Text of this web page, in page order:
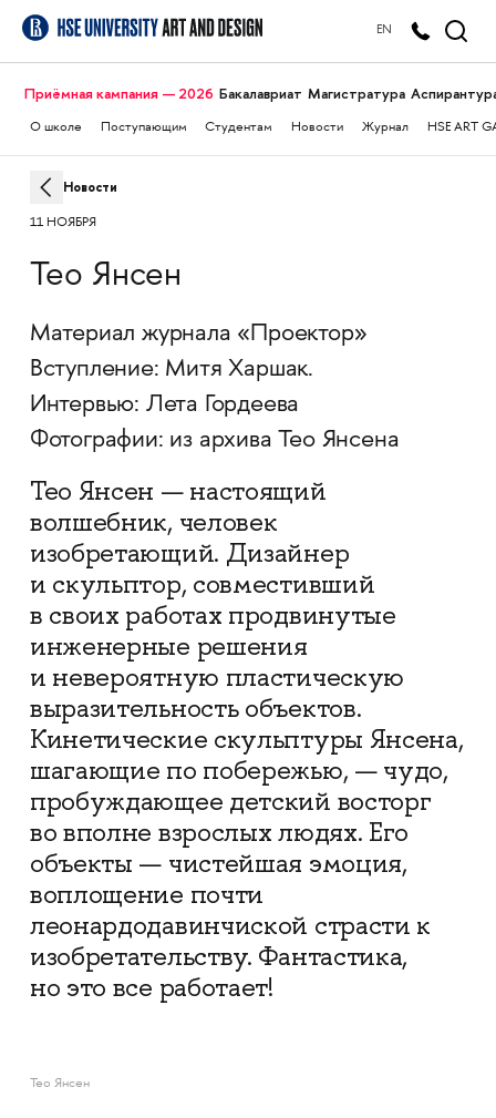
EN
Приёмная кампания — 2026 Бакалавриат Магистратура
О школе Поступающим Студентам Новости Журнал HSE ART
Новости
11 НОЯБРЯ
Тео Янсен
Материал журнала «Проектор»
Вступление: Митя Харшак.
Интервью: Лета Гордеева
Фотографии: из архива Тео Янсена
Тео Янсен — настоящий
волшебник, человек
изобретающий. Дизайнер
и скульптор, совместивший
в своих работах продвинутые
инженерные решения
и невероятную пластическую
выразительность объектов.
Кинетические скульптуры Янсена,
шагающие по побережью, — чудо,
пробуждающее детский восторг
во вполне взрослых людях. Его
объекты — чистейшая эмоция,
воплощение почти
леонардодавинчиской страсти к
изобретательству. Фантастика,
но это все работает!
Тео Янсен